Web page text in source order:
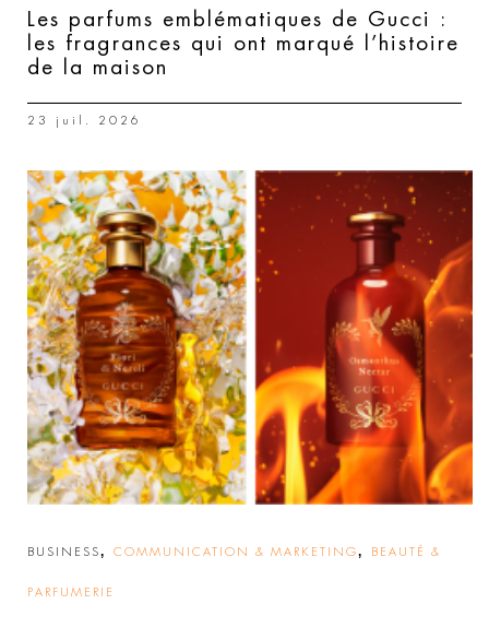
Les parfums emblématiques de Gucci :
les fragrances qui ont marqué l’histoire
de la maison
23 juil. 2026
BUSINESS, COMMUNICATION & MARKETING, BEAUTÉ &
PARFUMERIE